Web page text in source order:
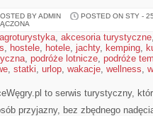
BY ADMIN POSTED ON STY -
agroturystyka, akcesoria turystyczne,
, hostele, hotele, jachty, kemping,
, podróże lotnicze, podróże
, statki, urlop, wakacje, wellness,
to serwis turystyczny,
przyjazny, bez zbędnego